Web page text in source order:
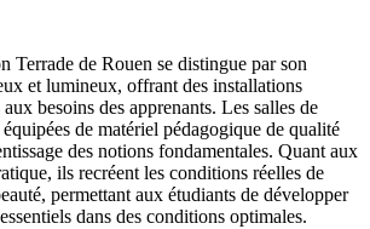
Terrade de Rouen se distingue par son
et lumineux, offrant des installations
besoins des apprenants. Les salles de
de matériel pédagogique de qualité
des notions fondamentales. Quant aux
ils recréent les conditions réelles de
permettant aux étudiants de développer
dans des conditions optimales.